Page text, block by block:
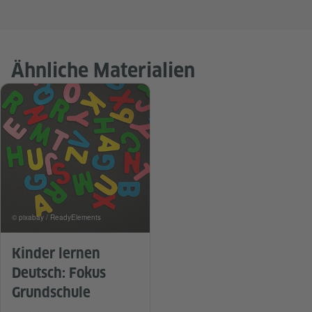
Ähnliche Materialien
Kinder lernen
Deutsch: Fokus
Grundschule
© pixabay / ReadyElements